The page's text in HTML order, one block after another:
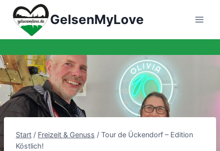
Zum
Inhalt
springen
GelsenMyLove
Start / Freizeit & Genuss / Tour de Ückendorf – Edition
Köstlich!